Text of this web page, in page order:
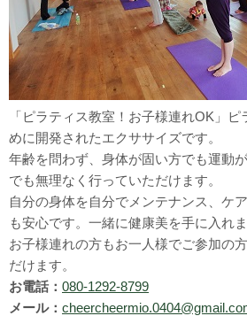
「ピラティス教室！お子様連れOK」
めに開発されたエクササイズです。
年齢を問わず、身体が固い方でも運動
でも無理なく行っていただけます。
自分の身体を自分でメンテナンス、ケ
も安心です。一緒に健康美を手に入れ
お子様連れの方もお一人様でご参加の
だけます。
お電話： 080-1292-8799
メール：